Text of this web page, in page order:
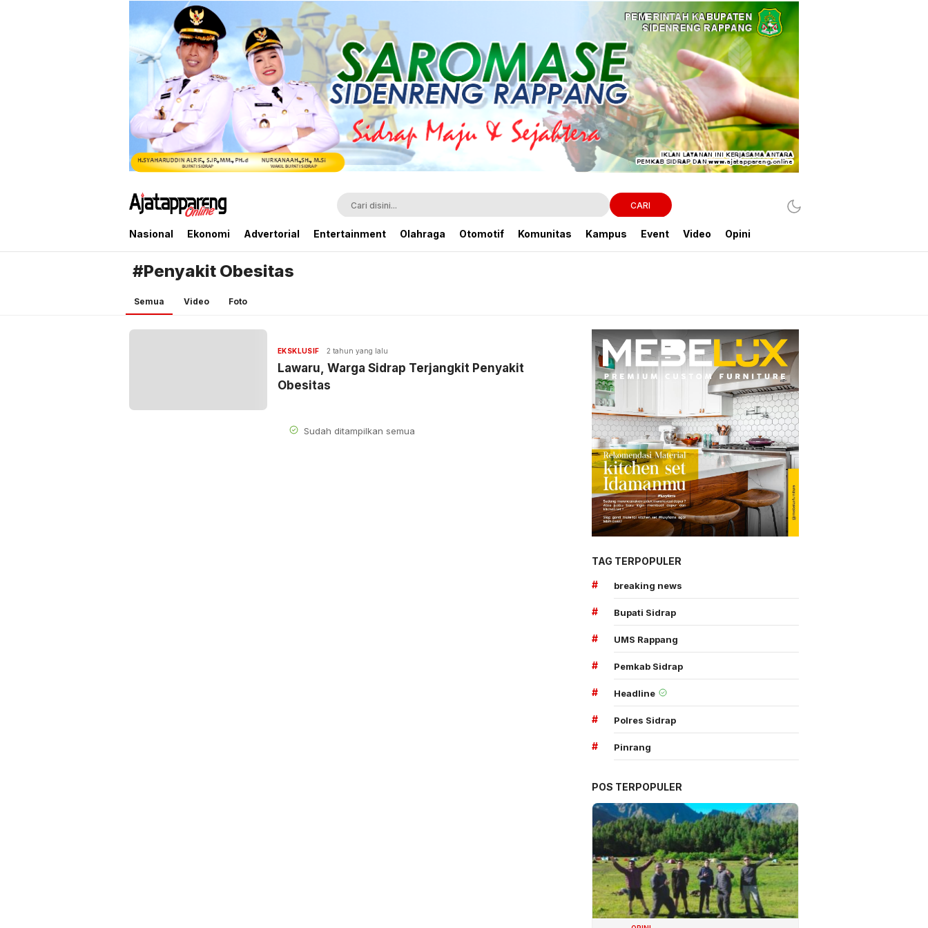
Ajatappareng Online
Media Terpercaya Anda
CARI
Nasional Ekonomi Advertorial Entertainment Olahraga Otomotif Komunitas Kampus Event Video Opini
#Penyakit Obesitas
Semua Video Foto
EKSKLUSIF 2 tahun yang lalu
Lawaru, Warga Sidrap Terjangkit Penyakit
Obesitas
Sudah ditampilkan semua
TAG TERPOPULER
#
breaking news
# Bupati Sidrap
# UMS Rappang
# Pemkab Sidrap
# Headline
# Polres Sidrap
# Pinrang
POS TERPOPULER